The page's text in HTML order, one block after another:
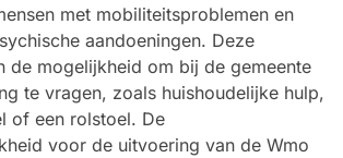
met mobiliteitsproblemen en
aandoeningen. Deze
de mogelijkheid om bij de gemeente
te vragen, zoals huishoudelijke hulp,
of een rolstoel. De
voor de uitvoering van de Wmo